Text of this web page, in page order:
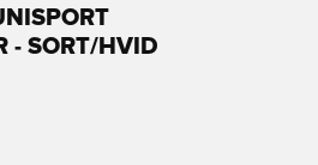
- SORT/HVID